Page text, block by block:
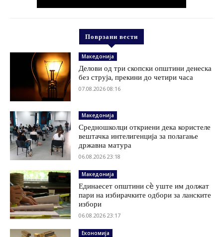
Поврзани вести
Македонија
Делови од три скопски општини денеска
без струја, прекини до четири часа
07.08.2026 08:16
Македонија
Средношколци откриени дека користеле
вештачка интелигенција за полагање
државна матура
06.08.2026 23:18
Македонија
Единаесет општини сè уште им должат
пари на избирачките одбори за ланските
избори
06.08.2026 23:17
Економија